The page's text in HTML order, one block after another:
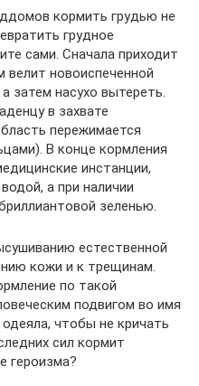
кормить грудью не
грудное
сами. Сначала приходит
велит новоиспеченной
затем насухо вытереть.
в захвате
пережимается
В конце кормления
инстанции,
а при наличии
зеленью.
естественной
кожи и к трещинам.
по такой
подвигом во имя
чтобы не кричать
сил кормит
героизма?